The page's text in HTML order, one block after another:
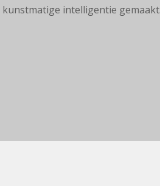
kunstmatige intelligentie gemaakt.